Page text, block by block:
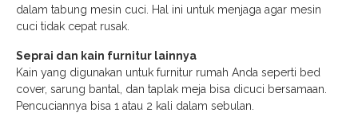
dalam tabung mesin cuci. Hal ini untuk menjaga agar mesin
cuci tidak cepat rusak.
Seprai dan kain furnitur lainnya
Kain yang digunakan untuk furnitur rumah Anda seperti bed
cover, sarung bantal, dan taplak meja bisa dicuci bersamaan.
Pencuciannya bisa 1 atau 2 kali dalam sebulan.